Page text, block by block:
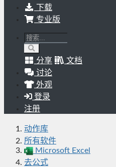
下载
专业版
分享
文档
讨论
外观
登录
注册
动作库
所有软件
Microsoft Excel
去公式